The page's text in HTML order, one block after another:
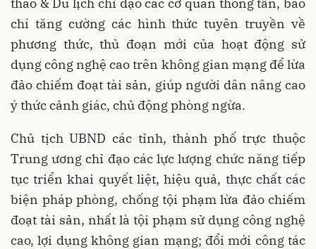
chí tăng cường các hình thức tuyên truyền về
phương thức, thủ đoạn mới của hoạt động sử
dụng công nghệ cao trên không gian mạng để lừa
đảo chiếm đoạt tài sản, giúp người dân nâng cao
ý thức cảnh giác, chủ động phòng ngừa.
Chủ tịch UBND các tỉnh, thành phố trực thuộc
Trung ương chỉ đạo các lực lượng chức năng tiếp
tục triển khai quyết liệt, hiệu quả, thực chất các
biện pháp phòng, chống tội phạm lừa đảo chiếm
đoạt tài sản, nhất là tội phạm sử dụng công nghệ
cao, lợi dụng không gian mạng; đổi mới công tác